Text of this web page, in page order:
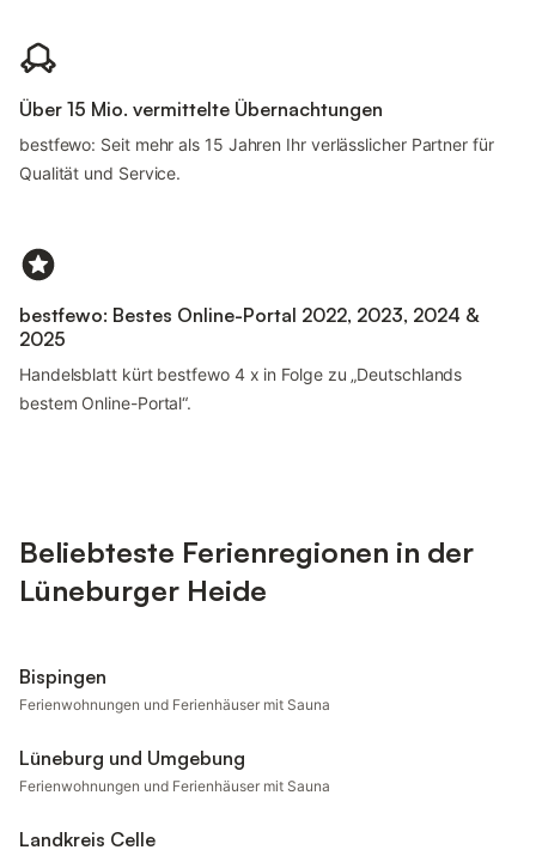
Über 15 Mio. vermittelte Übernachtungen
bestfewo: Seit mehr als 15 Jahren Ihr verlässlicher Partner für
Qualität und Service.
bestfewo: Bestes Online-Portal 2022, 2023, 2024 &
2025
Handelsblatt kürt bestfewo 4 x in Folge zu „Deutschlands
bestem Online-Portal“.
Beliebteste Ferienregionen in der
Lüneburger Heide
Bispingen
Ferienwohnungen und Ferienhäuser mit Sauna
Lüneburg und Umgebung
Ferienwohnungen und Ferienhäuser mit Sauna
Landkreis Celle